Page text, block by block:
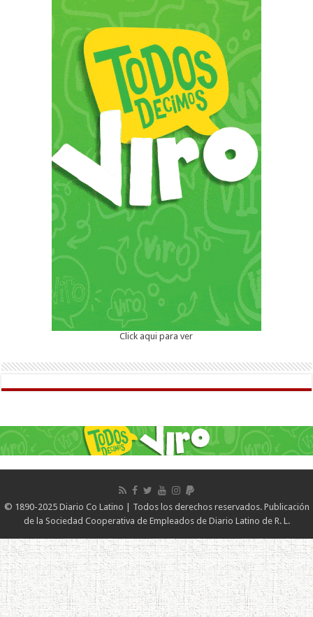
Click aqui para ver
© 1890-2025 Diario Co Latino | Todos los derechos reservados. Publicación
de la Sociedad Cooperativa de Empleados de Diario Latino de R. L.